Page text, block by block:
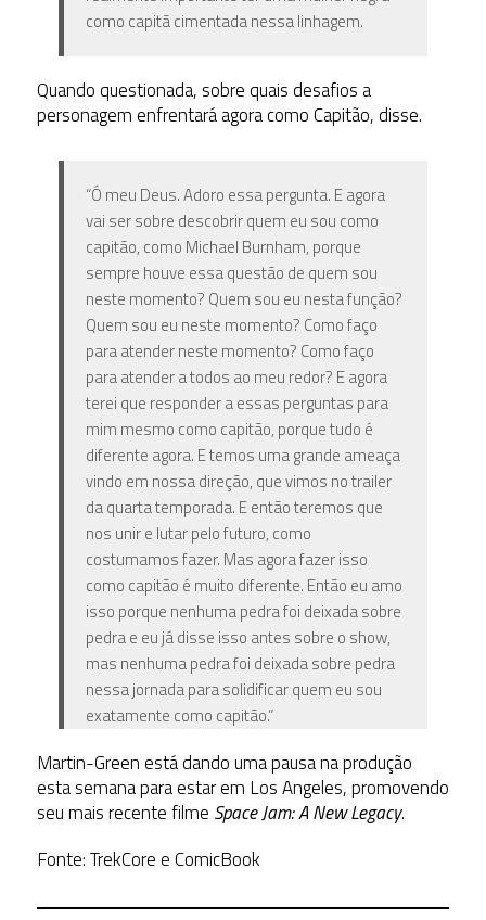
como capitã cimentada nessa linhagem.
Quando questionada, sobre quais desafios a
personagem enfrentará agora como Capitão, disse.
“Ó meu Deus. Adoro essa pergunta. E agora
vai ser sobre descobrir quem eu sou como
capitão, como Michael Burnham, porque
sempre houve essa questão de quem sou
neste momento? Quem sou eu nesta função?
Quem sou eu neste momento? Como faço
para atender neste momento? Como faço
para atender a todos ao meu redor? E agora
terei que responder a essas perguntas para
mim mesmo como capitão, porque tudo é
diferente agora. E temos uma grande ameaça
vindo em nossa direção, que vimos no trailer
da quarta temporada. E então teremos que
nos unir e lutar pelo futuro, como
costumamos fazer. Mas agora fazer isso
como capitão é muito diferente. Então eu amo
isso porque nenhuma pedra foi deixada sobre
pedra e eu já disse isso antes sobre o show,
mas nenhuma pedra foi deixada sobre pedra
nessa jornada para solidificar quem eu sou
exatamente como capitão.”
Martin-Green está dando uma pausa na produção
esta semana para estar em Los Angeles, promovendo
seu mais recente filme Space Jam: A New Legacy.
Fonte: TrekCore e ComicBook